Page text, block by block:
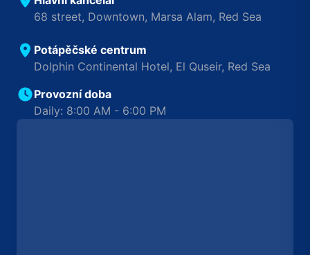
68 street, Downtown, Marsa Alam, Red Sea
Potápěčské centrum
Dolphin Continental Hotel, El Quseir, Red Sea
Provozní doba
Daily: 8:00 AM - 6:00 PM